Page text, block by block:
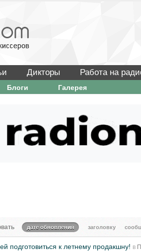
Дикторы Работа на
Блоги Галерея
дате обновления заголовку
подготовиться к летнему продакшну! в